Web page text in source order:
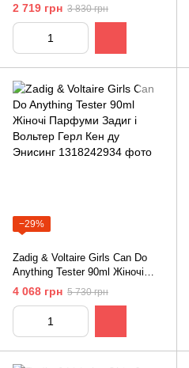
Парфуми Задиг і Вольтер Герл
Кен ду Энисинг
2 719 грн 3 830 грн
−29%
Zadig & Voltaire Girls Can Do
Anything Tester 90ml Жіночі
Парфуми Задиг і Вольтер Герл
Кен ду Энисинг
4 068 грн 5 730 грн